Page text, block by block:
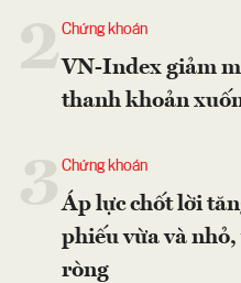
2Chứng khoán
VN-Index giảm
thanh khoản
Chứng khoán
Áp lực chốt lời
phiếu vừa và
ròng